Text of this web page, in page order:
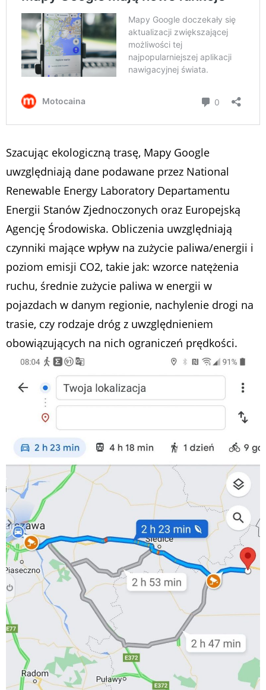
Szacując ekologiczną trasę, Mapy Google
uwzględniają dane podawane przez National
Renewable Energy Laboratory Departamentu
Energii Stanów Zjednoczonych oraz Europejską
Agencję Środowiska. Obliczenia uwzględniają
czynniki mające wpływ na zużycie paliwa/energii i
poziom emisji CO2, takie jak: wzorce natężenia
ruchu, średnie zużycie paliwa w energii w
pojazdach w danym regionie, nachylenie drogi na
trasie, czy rodzaje dróg z uwzględnieniem
obowiązujących na nich ograniczeń prędkości.